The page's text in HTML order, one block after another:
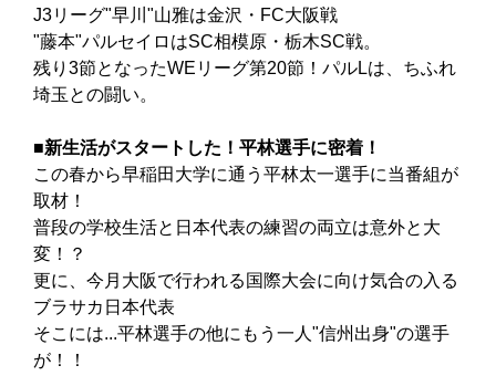
J3リーグ"早川"山雅は金沢・FC大阪戦
"藤本"パルセイロはSC相模原・栃木SC戦。
残り3節となったWEリーグ第20節！パルLは、ちふれ
埼玉との闘い。
■新生活がスタートした！平林選手に密着！
この春から早稲田大学に通う平林太一選手に当番組が
取材！
普段の学校生活と日本代表の練習の両立は意外と大
変！？
更に、今月大阪で行われる国際大会に向け気合の入る
ブラサカ日本代表
そこには...平林選手の他にもう一人"信州出身"の選手
が！！